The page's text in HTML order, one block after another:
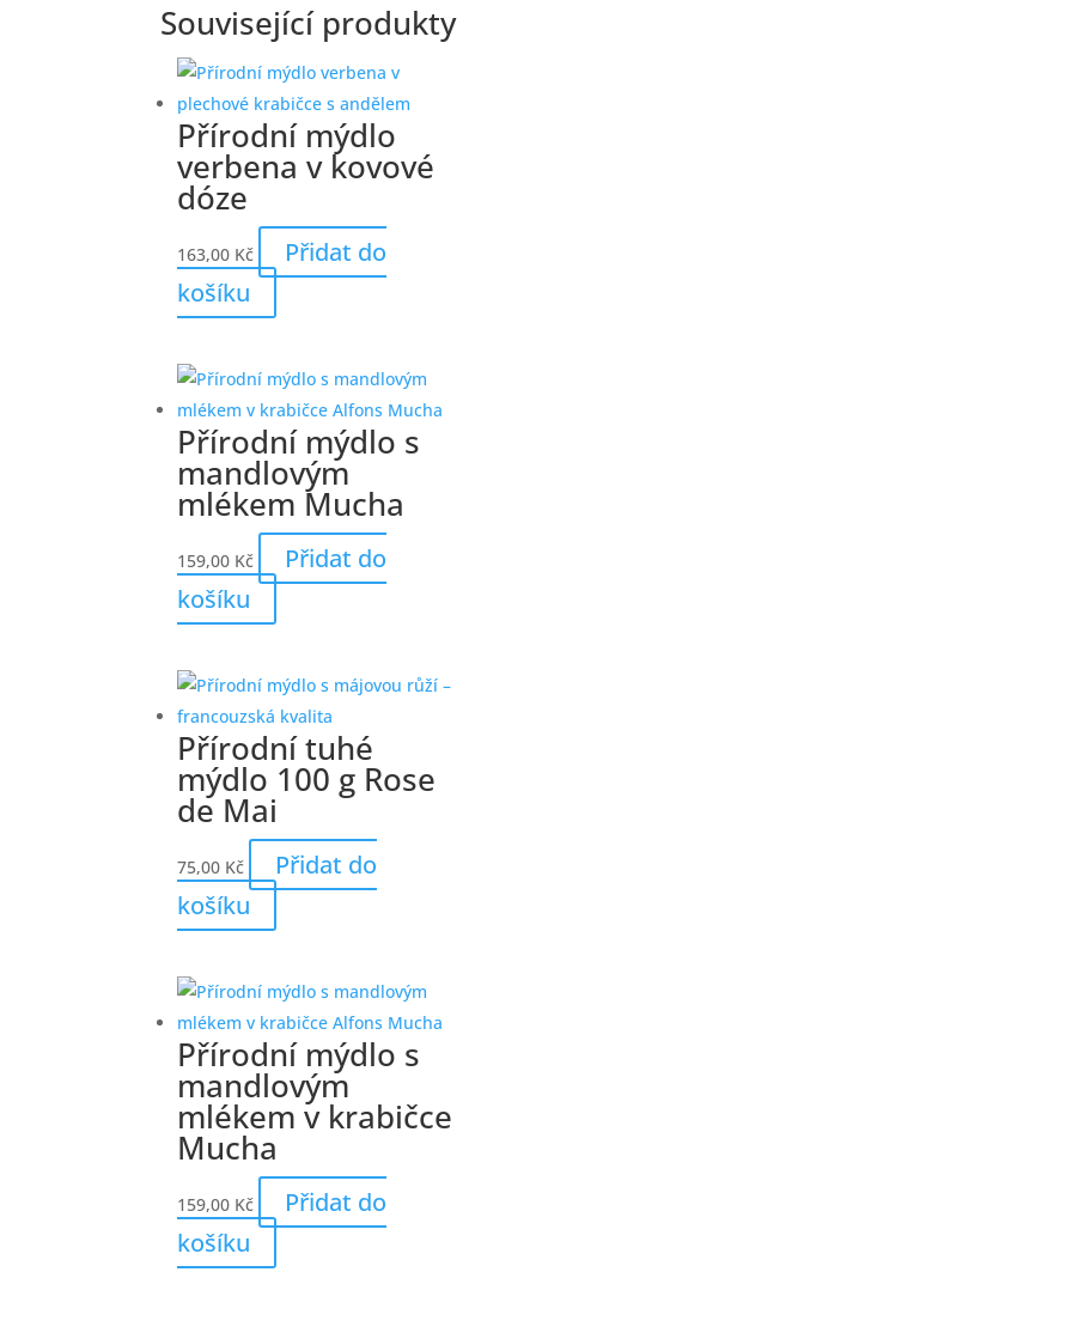
Související produkty
Přírodní mýdlo
verbena v kovové
dóze
163,00 Kč
Přidat do
košíku
Přírodní mýdlo s
mandlovým
mlékem Mucha
159,00 Kč
Přidat do
košíku
Přírodní tuhé
mýdlo 100 g Rose
de Mai
75,00 Kč
Přidat do
košíku
Přírodní mýdlo s
mandlovým
mlékem v krabičce
Mucha
159,00 Kč
Přidat do
košíku